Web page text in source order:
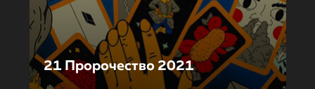
21 Пророчество 2021